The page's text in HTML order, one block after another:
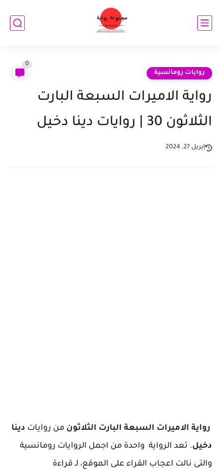
روايات رومانسية
0
رواية الاميرات السبعة البارت
الثلاثون 30 | روايات دينا دخيل
إبريل 27, 2024
رواية الاميرات السبعة البارت الثلاثون من روايات دينا
دخيل. تعد الرواية واحدة من اجمل الروايات رومانسية
والتى نالت اعجاب القراء على الموقع، لـ قراءة